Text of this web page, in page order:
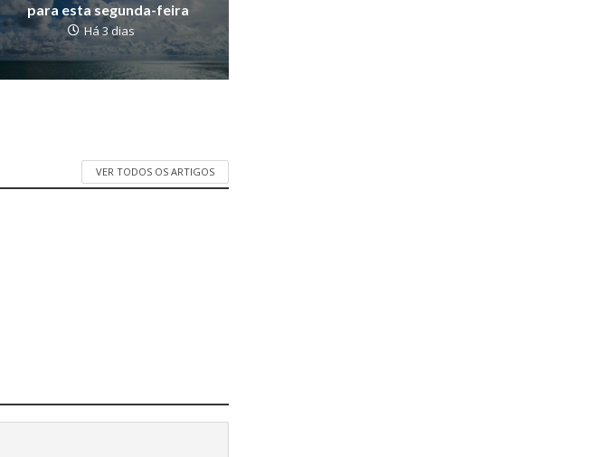
para esta segunda-feira
Há 3 dias
VER TODOS OS ARTIGOS